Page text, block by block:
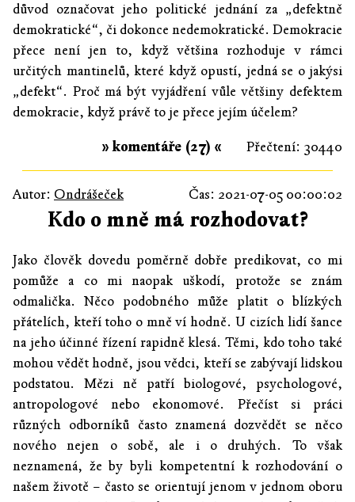
důvod označovat jeho politické jednání za „defektně
demokratické“, či dokonce nedemokratické. Demokracie
přece není jen to, když většina rozhoduje v rámci
určitých mantinelů, které když opustí, jedná se o jakýsi
„defekt“. Proč má být vyjádření vůle většiny defektem
demokracie, když právě to je přece jejím účelem?
Přečtení: 30440
» komentáře (27) «
Autor: Ondrášeček Čas: 2021-07-05 00:00:02
Kdo o mně má rozhodovat?
Jako člověk dovedu poměrně dobře predikovat, co mi
pomůže a co mi naopak uškodí, protože se znám
odmalička. Něco podobného může platit o blízkých
přátelích, kteří toho o mně ví hodně. U cizích lidí šance
na jeho účinné řízení rapidně klesá. Těmi, kdo toho také
mohou vědět hodně, jsou vědci, kteří se zabývají lidskou
podstatou. Mězi ně patří biologové, psychologové,
antropologové nebo ekonomové. Přečíst si práci
různých odborníků často znamená dozvědět se něco
nového nejen o sobě, ale i o druhých. To však
neznamená, že by byli kompetentní k rozhodování o
našem životě – často se orientují jenom v jednom oboru